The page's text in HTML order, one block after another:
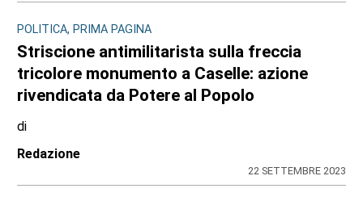
POLITICA, PRIMA PAGINA
Striscione antimilitarista sulla freccia
tricolore monumento a Caselle: azione
rivendicata da Potere al Popolo
di
Redazione
22 SETTEMBRE 2023